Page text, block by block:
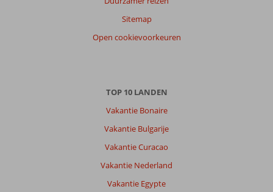
Sitemap
Open cookievoorkeuren
TOP 10 LANDEN
Vakantie Bonaire
Vakantie Bulgarije
Vakantie Curacao
Vakantie Nederland
Vakantie Egypte